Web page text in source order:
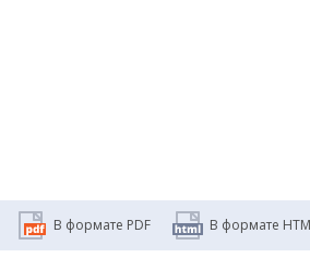
В формате PDF В формате